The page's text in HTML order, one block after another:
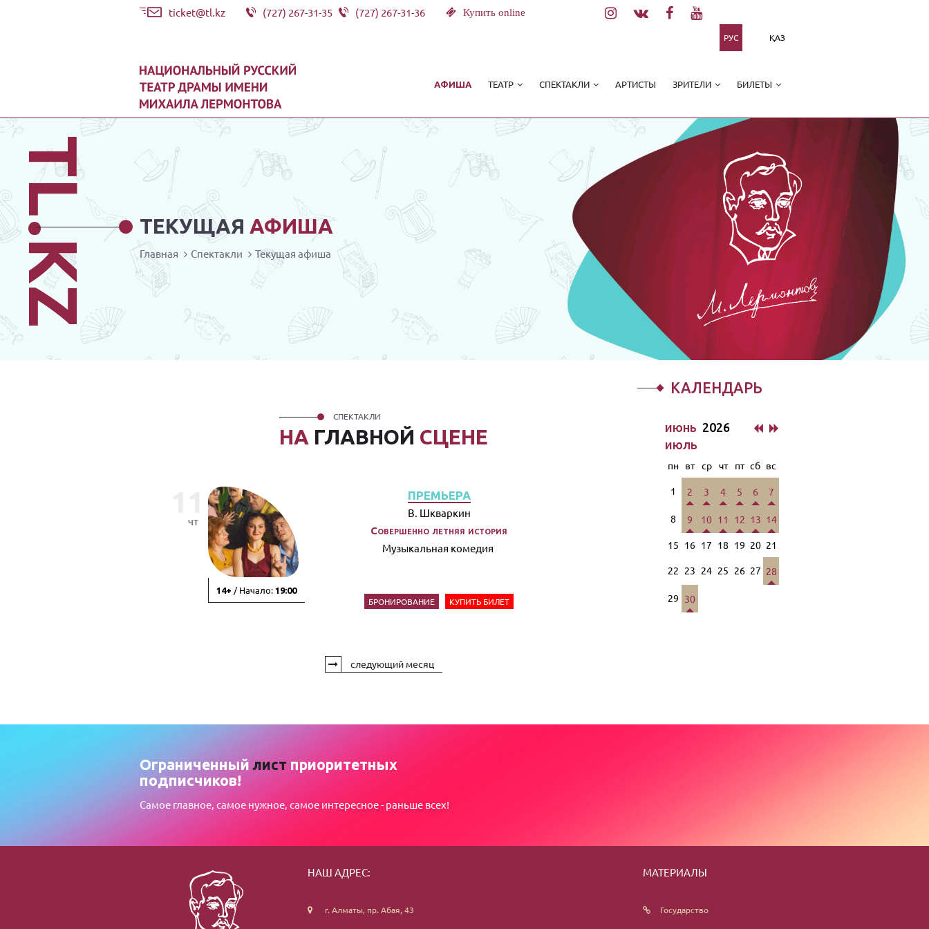
ticket@tl.kz (727) 267-31-35 (727) 267-31-36 Купить online
РУС ҚАЗ
АФИША ТЕАТР СПЕКТАКЛИ АРТИСТЫ ЗРИТЕЛИ БИЛЕТЫ
ТЕКУЩАЯ АФИША
TL.KZ Главная Спектакли Текущая афиша
НА ГЛАВНОЙ СЦЕНЕ
СПЕКТАКЛИ
чт
14+ / Начало: 19:00
ПРЕМЬЕРА
В. Шкваркин
Совершенно летняя история
Музыкальная комедия
БРОНИРОВАНИЕ КУПИТЬ БИЛЕТ
следующий месяц
КАЛЕНДАРЬ
июнь 2026
июль
пн вт ср чт пт сб вс
1 2 3 4 5 6 7
8 9 10 11 12 13 14
15 16 17 18 19 20 21
22 23 24 25 26 27 28
29 30
Ограниченныйлист приоритетных
подписчиков!
Самое главное, самое нужное, самое интересное - раньше всех!
НАШ АДРЕС:
г. Алматы, пр. Абая, 43
МАТЕРИАЛЫ
Государство